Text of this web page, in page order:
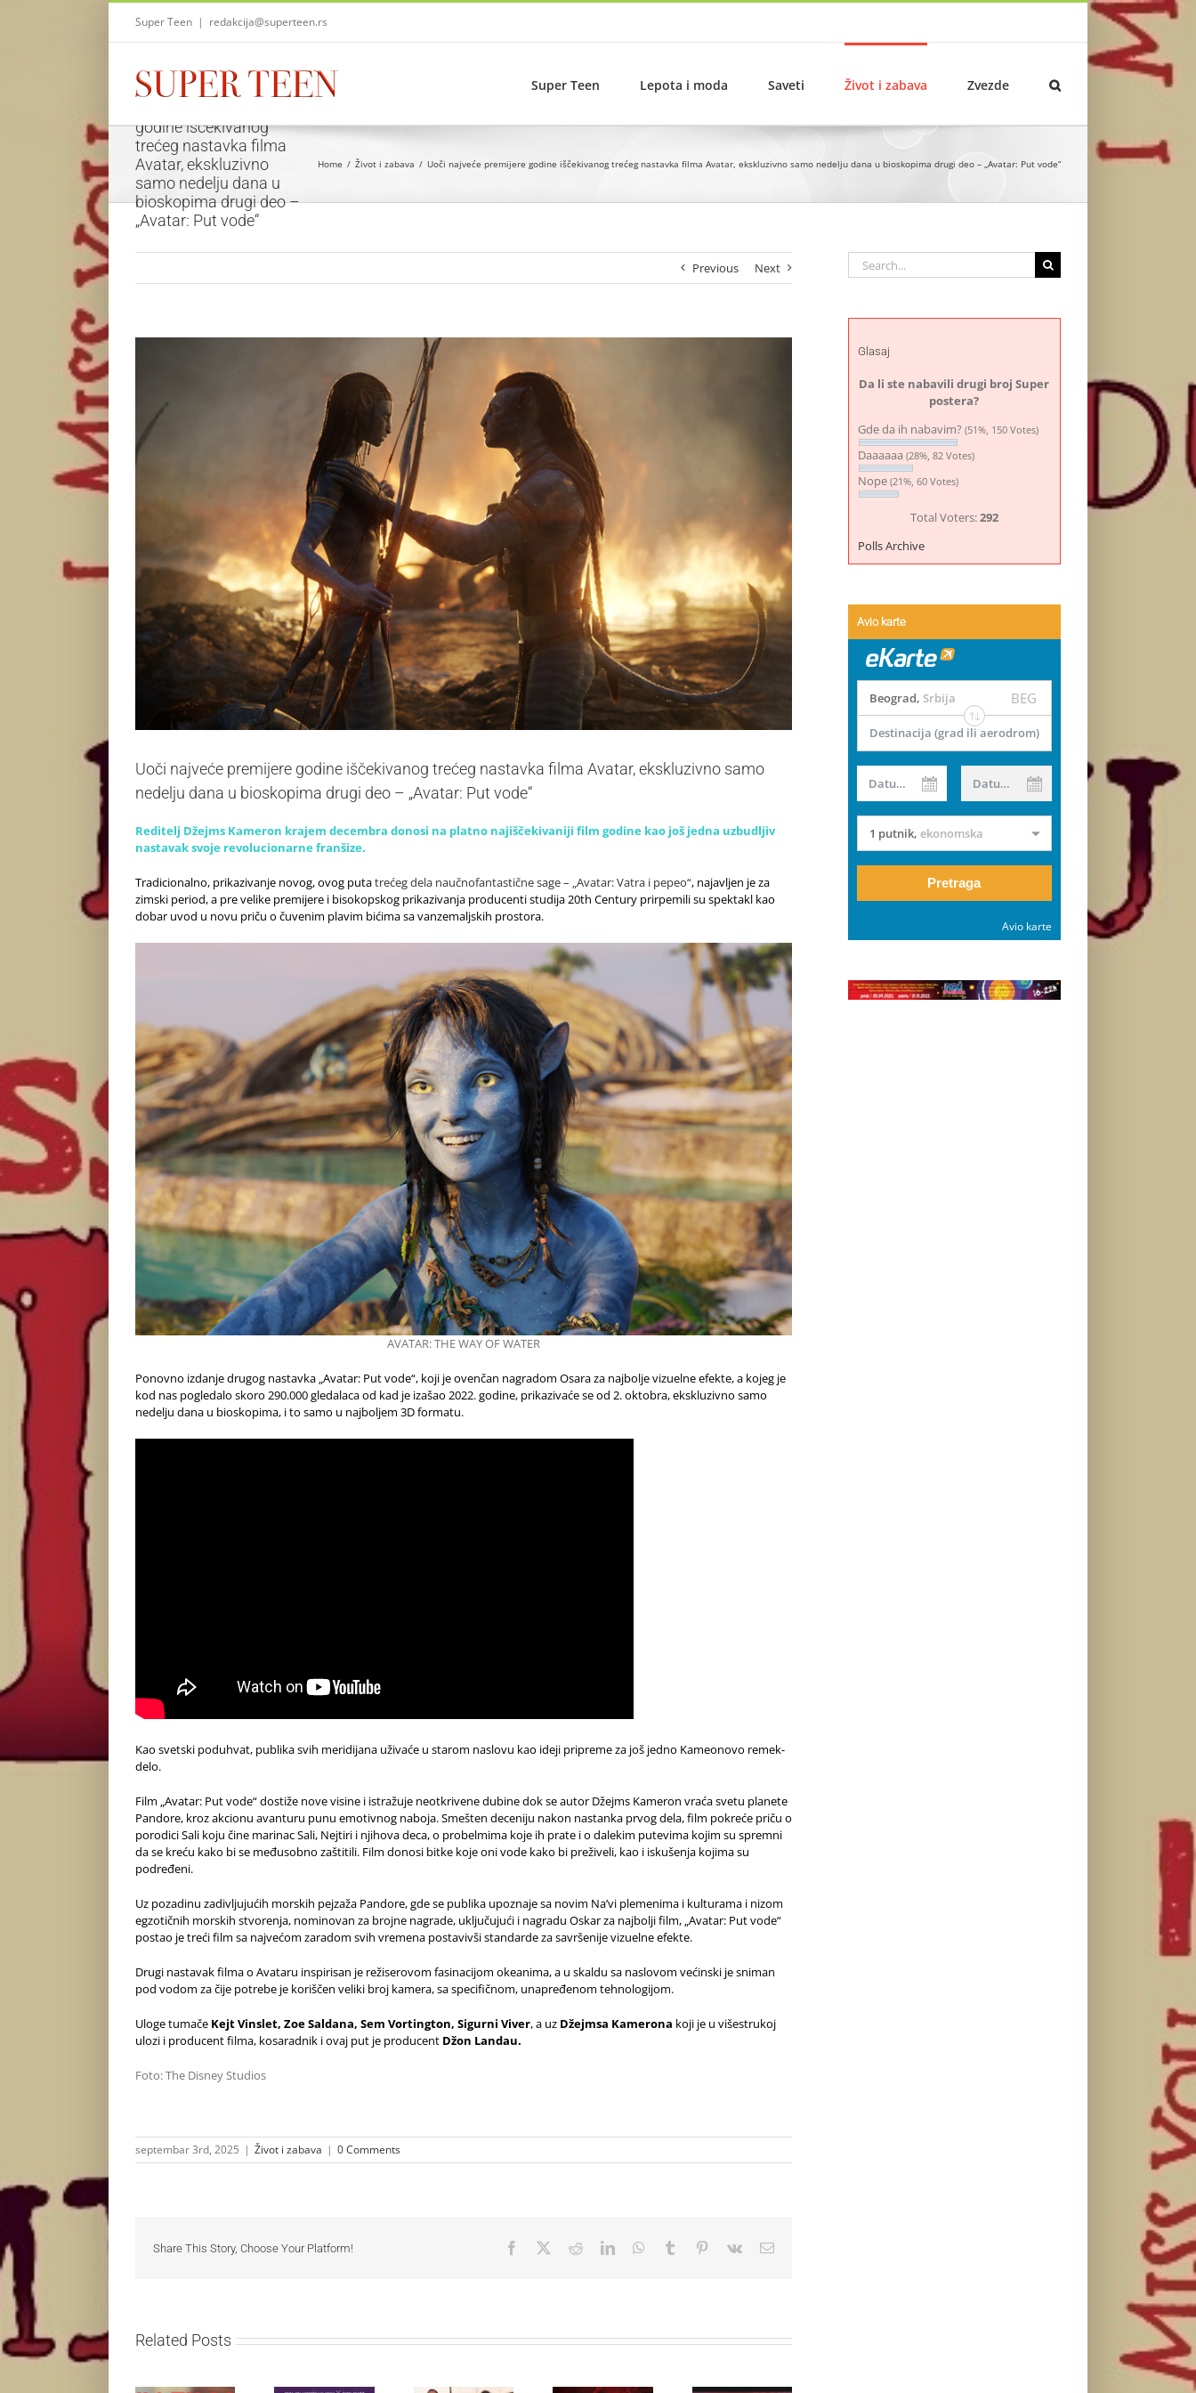
Super Teen | redakcija@superteen.rs
Super Teen Lepota i moda Saveti Život i zabava Zvezde
godine iščekivanog
trećeg nastavka filma
Avatar, ekskluzivno
samo nedelju dana u
bioskopima drugi deo –
„Avatar: Put vode“
Home Život i zabava Uoči najveće premijere godine iščekivanog trećeg nastavka filma Avatar, ekskluzivno samo nedelju dana u bioskopima drugi deo – „Avatar: Put vode“
Previous Next
Uoči najveće premijere godine iščekivanog trećeg nastavka filma Avatar, ekskluzivno samo
nedelju dana u bioskopima drugi deo – „Avatar: Put vode“
Reditelj Džejms Kameron krajem decembra donosi na platno najiščekivaniji film godine kao još jedna uzbudljiv
nastavak svoje revolucionarne franšize.
Tradicionalno, prikazivanje novog, ovog putatrećeg dela naučnofantastične sage – „Avatar: Vatra i pepeo“, najavljen je za
zimski period, a pre velike premijere i bisokopskog prikazivanja producenti studija 20th Century prirpemili su spektakl kao
dobar uvod u novu priču o čuvenim plavim bićima sa vanzemaljskih prostora.
AVATAR: THE WAY OF WATER
Ponovno izdanje drugog nastavka „Avatar: Put vode“, koji je ovenčan nagradom Osara za najbolje vizuelne efekte, a kojeg je
kod nas pogledalo skoro 290.000 gledalaca od kad je izašao 2022. godine, prikazivaće se od 2. oktobra, ekskluzivno samo
nedelju dana u bioskopima, i to samo u najboljem 3D formatu.
Kao svetski poduhvat, publika svih meridijana uživaće u starom naslovu kao ideji pripreme za još jedno Kameonovo remek-
delo.
Film „Avatar: Put vode“ dostiže nove visine i istražuje neotkrivene dubine dok se autor Džejms Kameron vraća svetu planete
Pandore, kroz akcionu avanturu punu emotivnog naboja. Smešten deceniju nakon nastanka prvog dela, film pokreće priču o
porodici Sali koju čine marinac Sali, Nejtiri i njihova deca, o probelmima koje ih prate i o dalekim putevima kojim su spremni
da se kreću kako bi se međusobno zaštitili. Film donosi bitke koje oni vode kako bi preživeli, kao i iskušenja kojima su
podređeni.
Uz pozadinu zadivljujućih morskih pejzaža Pandore, gde se publika upoznaje sa novim Na’vi plemenima i kulturama i nizom
egzotičnih morskih stvorenja, nominovan za brojne nagrade, uključujući i nagradu Oskar za najbolji film, „Avatar: Put vode“
postao je treći film sa najvećom zaradom svih vremena postavivši standarde za savršenije vizuelne efekte.
Drugi nastavak filma o Avataru inspirisan je režiserovom fasinacijom okeanima, a u skaldu sa naslovom većinski je sniman
pod vodom za čije potrebe je koriščen veliki broj kamera, sa specifičnom, unapređenom tehnologijom.
Uloge tumače Kejt Vinslet, Zoe Saldana, Sem Vortington, Sigurni Viver, a uz Džejmsa Kamerona koji je u višestrukoj
ulozi i producent filma, kosaradnik i ovaj put je producent Džon Landau.
Foto: The Disney Studios
septembar 3rd, 2025 | Život i zabava | 0 Comments
Share This Story, Choose Your Platform! Facebook RedditLinkedInWhatsApp
Tumblr Pinterest
Vk Email
Related Posts
NIMRODS,
Search
for:
Glasaj
Da li ste nabavili drugi broj Super
postera?
Gde da ih nabavim? (51%, 150 Votes)
Daaaaaa (28%, 82 Votes)
Nope (21%, 60 Votes)
Total Voters:292
Polls Archive
Avio karte
Beograd, Srbija BEG
Destinacija (grad ili aerodrom)
Datum od Datum do
1 putnik, ekonomska
Pretraga
Avio karte